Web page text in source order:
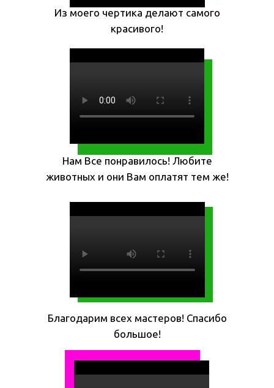
Из моего чертика делают самого
красивого!
Нам Все понравилось! Любите
животных и они Вам оплатят тем же!
Благодарим всех мастеров! Спасибо
большое!